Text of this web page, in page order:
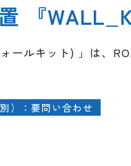
『
ールキット) 」は、
）：要問い合わせ